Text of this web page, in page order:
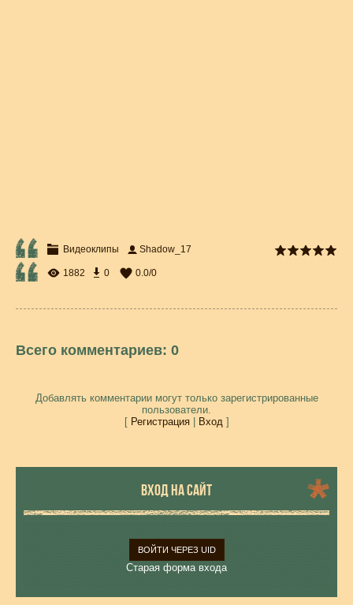
Видеоклипы Shadow_17
1882 0 0.0/0
Всего комментариев: 0
Добавлять комментарии могут только зарегистрированные
пользователи.
[ Регистрация| Вход]
ВХОД НА САЙТ
ВОЙТИ ЧЕРЕЗ UID
Старая форма входа